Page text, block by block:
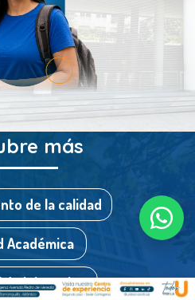
más
de la calidad
Académica